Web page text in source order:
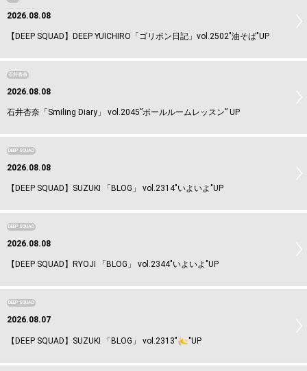
2026.08.08
【DEEP SQUAD】DEEP YUICHIRO「ゴリポン日記」vol.2502"油そば"UP
石井杏奈
2026.08.08
石井杏奈「Smiling Diary」 vol.2045”ボールルームレッスン” UP
DEEP SQUAD
2026.08.08
【DEEP SQUAD】SUZUKI 「BLOG」 vol.2314"いよいよ"UP
DEEP SQUAD
2026.08.08
【DEEP SQUAD】RYOJI 「BLOG」 vol.2344"いよいよ"UP
DEEP SQUAD
2026.08.07
【DEEP SQUAD】SUZUKI 「BLOG」 vol.2313" "UP